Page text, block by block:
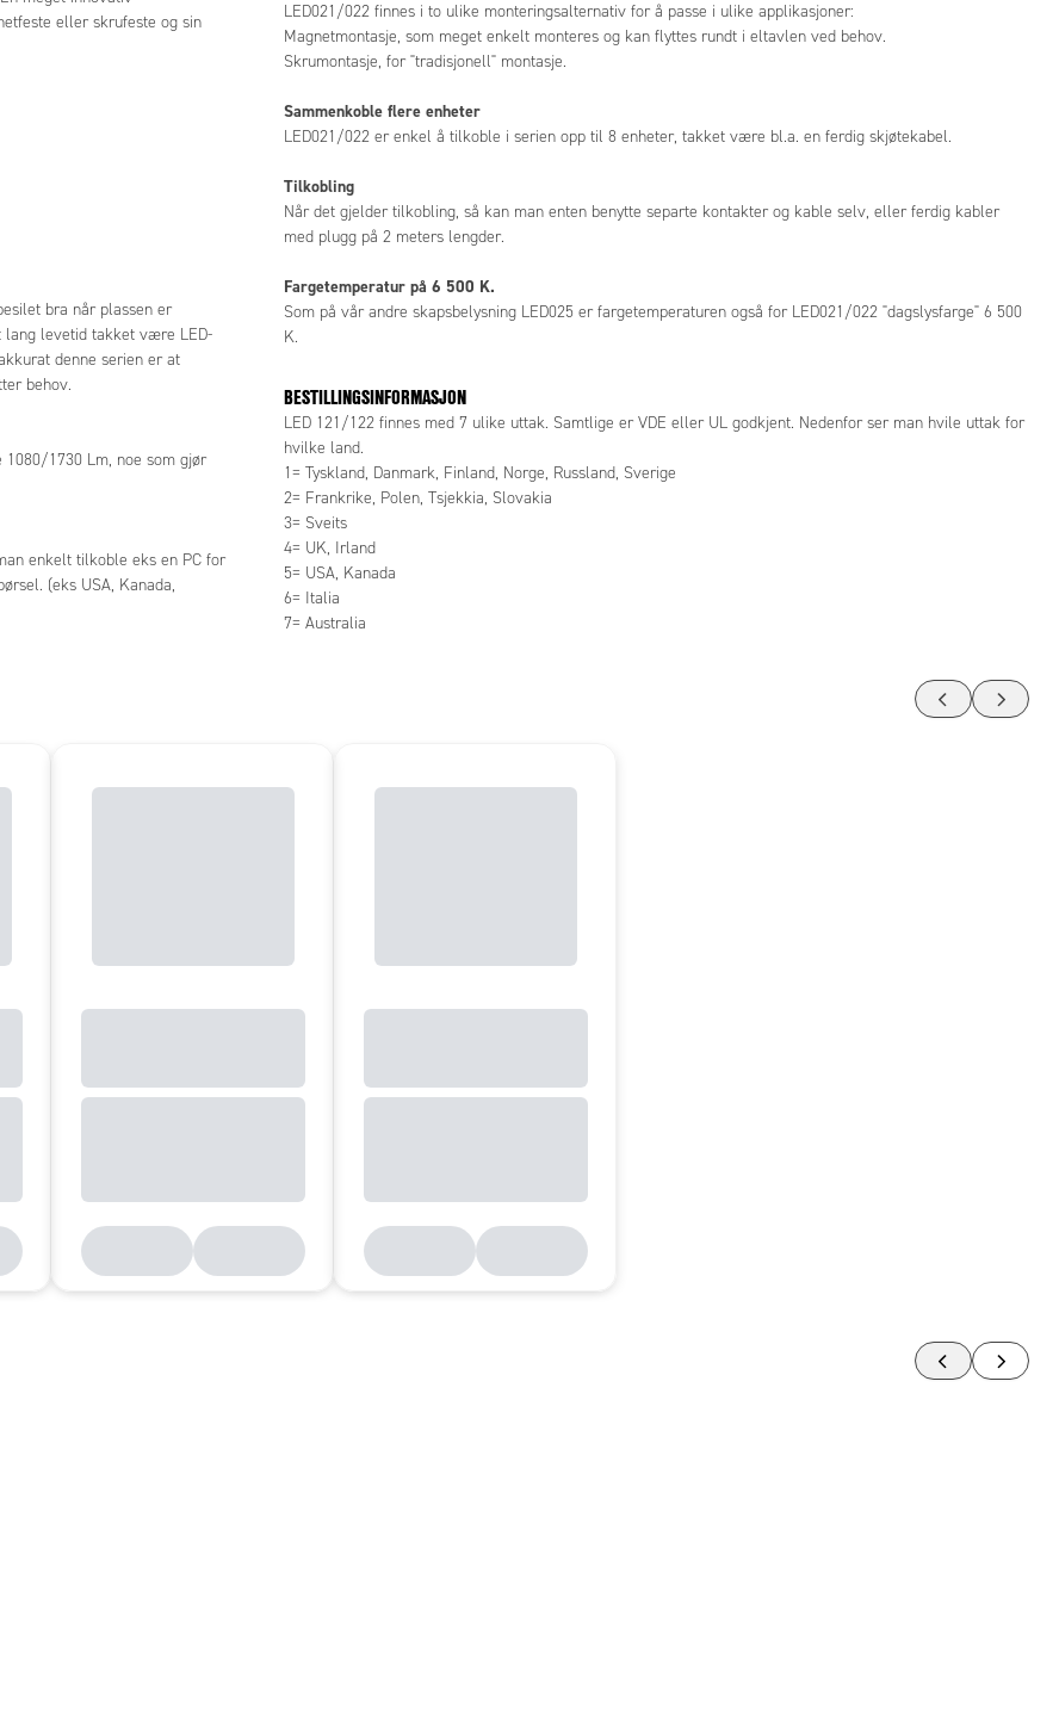
kable selv, eller ferdig kabler med plugg på 2
også for LED021/022 "dagslysfarge" 6 500
finnes med 7 ulike uttak. Samtlige er VDE eller
Nedenfor ser man hvile uttak for hvilke land.
Finland, Norge, Russland, Sverige
Polen, Tsjekkia, Slovakia
eller skrufeste og sin
bra når plassen er
lang levetid takket være LED-
denne serien er at
behov.
1730 Lm, noe som gjør
enkelt tilkoble eks en PC for
(eks USA, Kanada,
LED021/022 finnes i to ulike monteringsalternativ for å passe i ulike applikasjoner:
Magnetmontasje, som meget enkelt monteres og kan flyttes rundt i eltavlen ved behov.
Skrumontasje, for "tradisjonell" montasje.
Sammenkoble flere enheter
LED021/022 er enkel å tilkoble i serien opp til 8 enheter, takket være bl.a. en ferdig skjøtekabel.
Tilkobling
Når det gjelder tilkobling, så kan man enten benytte separte kontakter og kable selv, eller ferdig kabler
med plugg på 2 meters lengder.
Fargetemperatur på 6 500 K.
Som på vår andre skapsbelysning LED025 er fargetemperaturen også for LED021/022 "dagslysfarge" 6 500
K.
BESTILLINGSINFORMASJON
LED 121/122 finnes med 7 ulike uttak. Samtlige er VDE eller UL godkjent. Nedenfor ser man hvile uttak for
hvilke land.
1= Tyskland, Danmark, Finland, Norge, Russland, Sverige
2= Frankrike, Polen, Tsjekkia, Slovakia
3= Sveits
4= UK, Irland
5= USA, Kanada
6= Italia
7= Australia